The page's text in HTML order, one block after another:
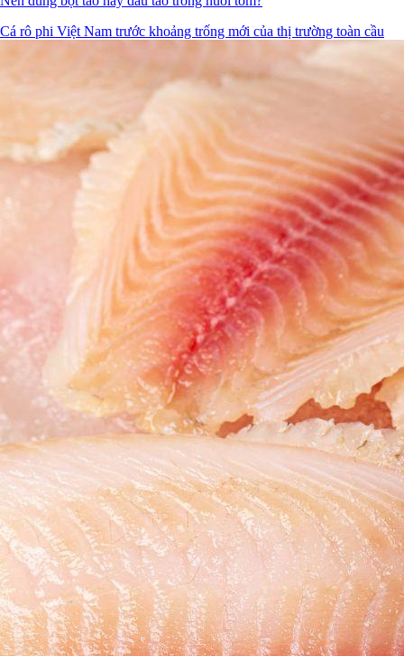
Cá rô phi Việt Nam trước khoảng trống mới của thị trường toàn cầu